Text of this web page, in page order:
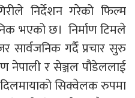
निर्देशन गरेको फिल्म
भएको छ। निर्माण टिमले
सार्वजनिक गर्दै प्रचार सुरु
नेपाली र सेञ्जल पौडेललाई
सिक्वेलक रुपमा